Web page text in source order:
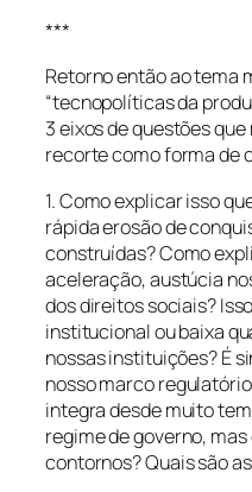
***
Retorno então ao tema
“tecnopolíticas da
3 eixos de questões
recorte como forma de
1. Como explicar isso
rápida erosão de
construídas? Como
aceleração, austúcia
dos direitos sociais?
institucional ou baixa
nossas instituições? É
nosso marco
integra desde muito
regime de governo,
contornos? Quais são